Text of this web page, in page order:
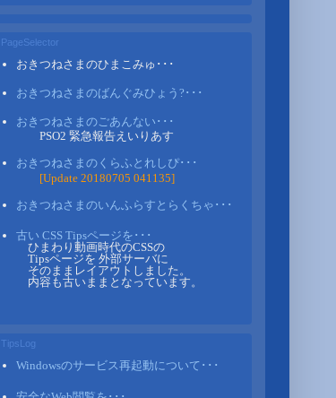
PageSelector
おきつねさまのひまこみゅ･･･
おきつねさまのばんぐみひょう?･･･
おきつねさまのごあんない･･･
PSO2 緊急報告えいりあす
おきつねさまのくらふとれしぴ･･･
[Update 20180705 041135]
おきつねさまのいんふらすとらくちゃ･･･
古い CSS Tipsページを･･･
ひまわり動画時代のCSSの
Tipsページを 外部サーバに
そのままレイアウトしました。
内容も古いままとなっています。
TipsLog
Windowsのサービス再起動について･･･